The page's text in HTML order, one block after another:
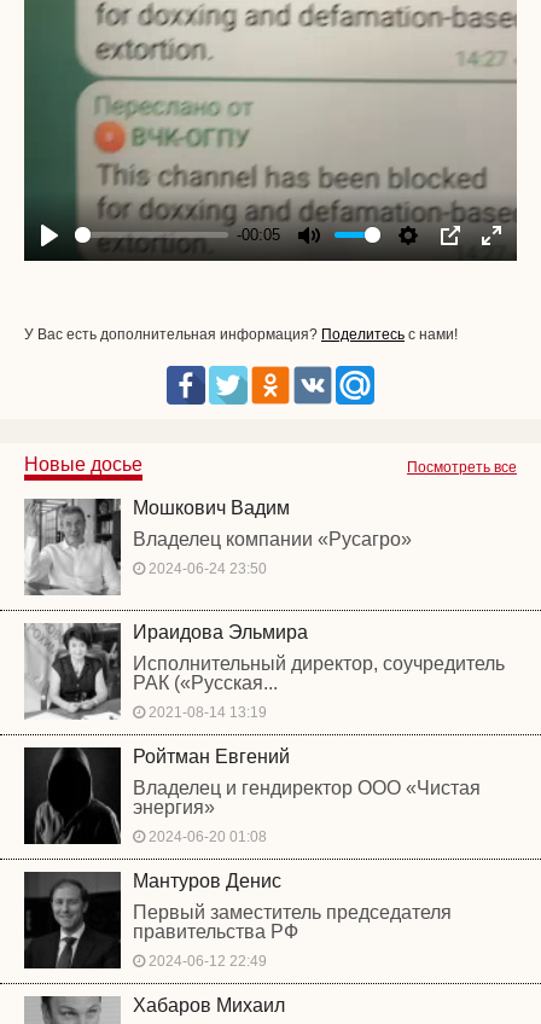
Play
-00:05
Mute SettingsPIP
Enter
У Вас есть дополнительная информация? Поделитесь с нами!
Посмотреть все
Новые досье
Мошкович Вадим
Владелец компании «Русагро»
2024-06-24 23:50
Ираидова Эльмира
Исполнительный директор, соучредитель
РАК («Русская...
2021-08-14 13:19
Ройтман Евгений
Владелец и гендиректор ООО «Чистая
энергия»
2024-06-20 01:08
Мантуров Денис
Первый заместитель председателя
правительства РФ
2024-06-12 22:49
Хабаров Михаил